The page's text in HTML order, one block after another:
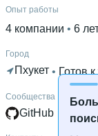
Опыт работы
4 компании 6
Город
Пхукет • Готов
Сообщества
GitHub